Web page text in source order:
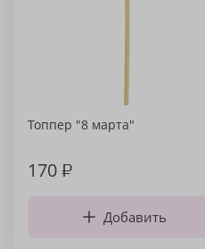
Топпер "8 марта"
170₽
Добавить